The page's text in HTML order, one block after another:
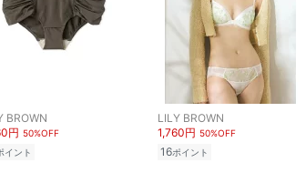
BROWN
円 50%OFF
イント
LILY BROWN
1,760円 50%OFF
16ポイント